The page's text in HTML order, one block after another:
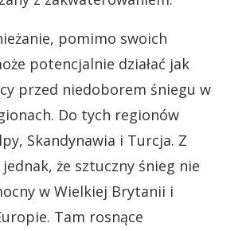
pomimo swoich
potencjalnie działać jak
przed niedoborem śniegu w
Do tych regionów
Skandynawia i Turcja. Z
że sztuczny śnieg nie
w Wielkiej Brytanii i
Tam rosnące